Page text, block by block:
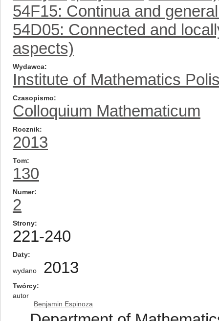
54F15: Continua and
54D05: Connected and
aspects)
Wydawca
Institute of Mathematics
Czasopismo
Colloquium Mathematicum
Rocznik
2013
Tom
130
Numer
2
Strony
221-240
Daty
wydano 2013
Twórcy
autor
Benjamin Espinoza